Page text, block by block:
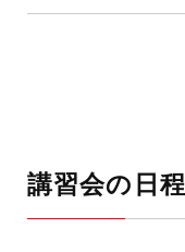
講習会の日